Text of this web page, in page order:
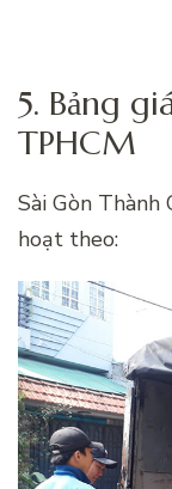
5. Bảng
TPHCM
Sài Gòn
hoạt theo: